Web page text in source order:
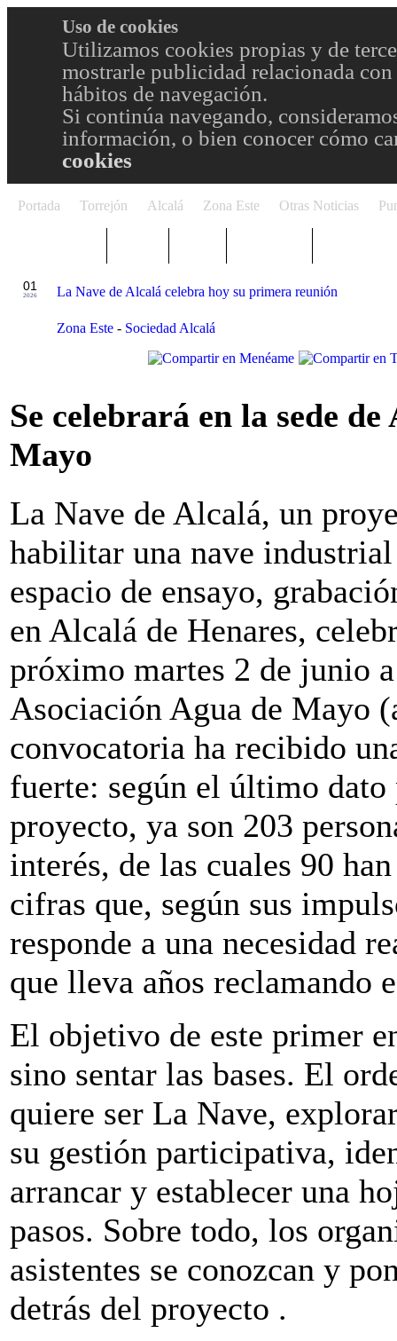
Uso de cookies
Utilizamos cookies propias y de
mostrarle publicidad relacionada
hábitos de navegación.
Si continúa navegando,
información, o bien conocer cómo
cookies
Portada Torrejón Alcalá Zona Este Otras Noticias
01
2026 La Nave de Alcalá celebra hoy su primera reunión
Zona Este - Sociedad Alcalá
Se celebrará en la sede de
Mayo
La Nave de Alcalá, un
habilitar una nave
espacio de ensayo,
en Alcalá de Henares,
próximo martes 2 de junio
Asociación Agua de Mayo
convocatoria ha recibido
fuerte: según el último
proyecto, ya son 203
interés, de las cuales 90
cifras que, según sus
responde a una necesidad
que lleva años reclamando
El objetivo de este primer
sino sentar las bases. El
quiere ser La Nave,
su gestión participativa,
arrancar y establecer una
pasos. Sobre todo, los
asistentes se conozcan y
detrás del proyecto .